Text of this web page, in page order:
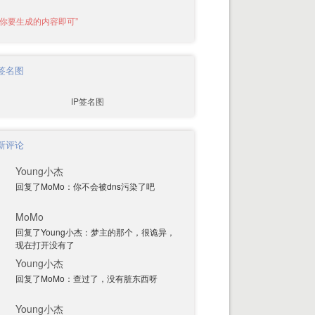
名图
评论
Young小杰
回复了MoMo：你不会被dns污染了吧
MoMo
回复了Young小杰：梦主的那个，很诡异，
现在打开没有了
Young小杰
回复了MoMo：查过了，没有脏东西呀
Young小杰